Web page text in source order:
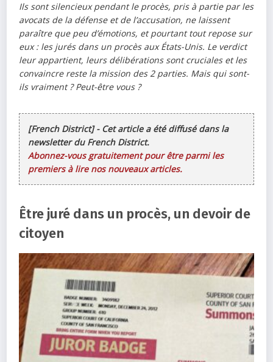
Ils sont silencieux pendant le procès, pris à partie par les
avocats de la défense et de l’accusation, ne laissent
paraître que peu d’émotions, et pourtant tout repose sur
eux : les jurés dans un procès aux États-Unis. Le verdict
leur appartient, leurs délibérations sont cruciales et les
convaincre reste la mission des 2 parties. Mais qui sont-
ils vraiment ? Peut-être vous ?
[French District] - Cet article a été diffusé dans la
newsletter du French District.
Abonnez-vous gratuitement pour être parmi les
premiers à lire nos nouveaux articles.
Être juré dans un procès, un devoir de
citoyen